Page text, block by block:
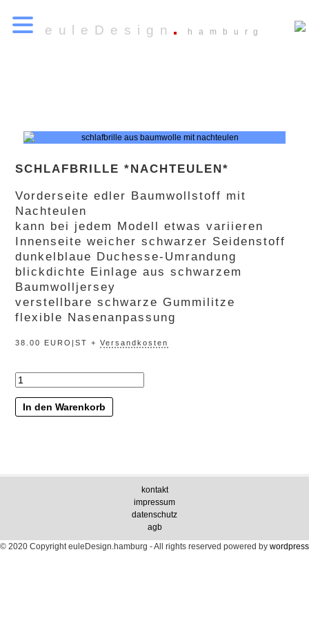
euleDesign hamburg
SCHLAFBRILLE *NACHTEULEN*
Vorderseite edler Baumwollstoff mit
Nachteulen
kann bei jedem Modell etwas variieren
Innenseite weicher schwarzer Seidenstoff
dunkelblaue Duchesse-Umrandung
blickdichte Einlage aus schwarzem
Baumwolljersey
verstellbare schwarze Gummilitze
flexible Nasenanpassung
38.00 EURO|ST +Versandkosten
Menge
In den Warenkorb
kontakt
impressum
datenschutz
agb
© 2020 Copyright euleDesign.hamburg - All rights reserved powered by wordpress